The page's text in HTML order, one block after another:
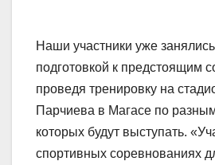
Наши участники уже
подготовкой к предстоящим
проведя тренировку на
Парчиева в Магасе по
которых будут выступать.
спортивных соревнованиях